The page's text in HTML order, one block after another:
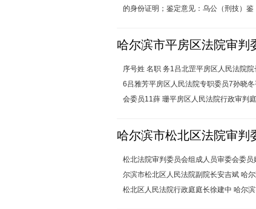
的身份证明；鉴定意见：乌公（刑技）
哈尔滨市平房区法院审判
序号姓 名职 务1吕北罡平房区人民法院
6吕雅芳平房区人民法院专职委员7孙晓
会委员11薛 珊平房区人民法院行政审判
哈尔滨市松北区法院审判
松北法院审判委员会组成人员审委会委
尔滨市松北区人民法院副院长安吉斌 哈
松北区人民法院行政庭庭长徐建中 哈尔